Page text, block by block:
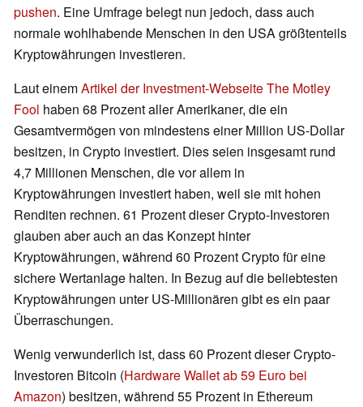
pushen. Eine Umfrage belegt nun jedoch, dass auch
normale wohlhabende Menschen in den USA größtenteils
Kryptowährungen investieren.
Laut einemArtikel der Investment-Webseite The Motley
Fool haben 68 Prozent aller Amerikaner, die ein
Gesamtvermögen von mindestens einer Million US-Dollar
besitzen, in Crypto investiert. Dies seien insgesamt rund
4,7 Millionen Menschen, die vor allem in
Kryptowährungen investiert haben, weil sie mit hohen
Renditen rechnen. 61 Prozent dieser Crypto-Investoren
glauben aber auch an das Konzept hinter
Kryptowährungen, während 60 Prozent Crypto für eine
sichere Wertanlage halten. In Bezug auf die beliebtesten
Kryptowährungen unter US-Millionären gibt es ein paar
Überraschungen.
Wenig verwunderlich ist, dass 60 Prozent dieser Crypto-
Investoren Bitcoin (Hardware Wallet ab 59 Euro bei
Amazon) besitzen, während 55 Prozent in Ethereum